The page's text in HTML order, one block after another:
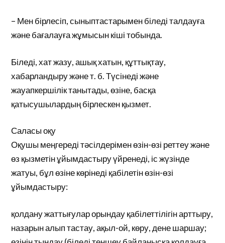
– Мен бірлесіп, сыныптастарымен біледі талдауға
және бағалауға жұмысын кіші тобында.
Біледі, хат жазу, ашық хатын, құттықтау,
хабарландыру және т. б. Түсінеді және
жауапкершілік танытады, өзіне, басқа
қатысушылардың бірлескен қызмет.
Саласы оқу
Оқушы меңгереді тәсілдерімен өзін-өзі реттеу және
өз қызметін ұйымдастыру үйренеді, іс жүзінде
жатуы, бұл өзіне көрінеді қабілетін өзін-өзі
ұйымдастыру:
қолдану жаттығулар орындау қабілеттілігін арттыру,
назарын алып тастау, ақыл-ой, көру, дене шаршау;